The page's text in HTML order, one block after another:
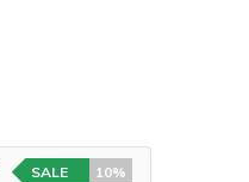
SALE 10%